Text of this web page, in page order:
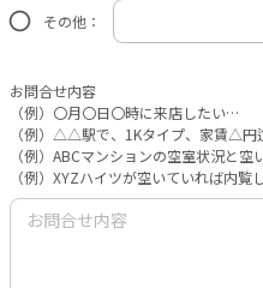
その他：
お問合せ内容
（例）〇月〇日〇時に来店したい…
（例）△△駅で、1Kタイプ、家賃△円
（例）ABCマンションの空室状況と
（例）XYZハイツが空いていれば内覧